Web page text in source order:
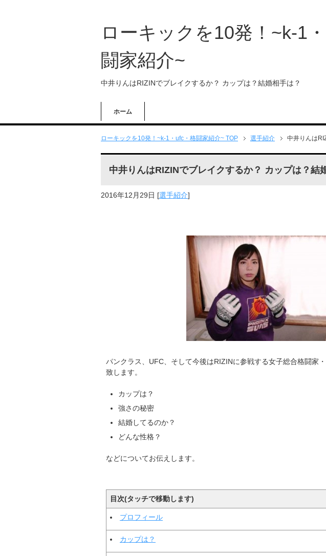
ローキックを10発！~k-1
闘家紹介~
中井りんはRIZINでブレイクするか？ カップは？結婚相手は？
ホーム
ローキックを10発！~k-1・ufc・格闘家紹介~ TOP 選手紹介 中井りんは
中井りんはRIZINでブレイクするか？ カップは？結
2016年12月29日 [選手紹介]
パンクラス、UFC、そして今後はRIZINに参戦する女子総合格闘家・
致します。
カップは？
強さの秘密
結婚してるのか？
どんな性格？
などについてお伝えします。
目次(タッチで移動します)
プロフィール
カップは？